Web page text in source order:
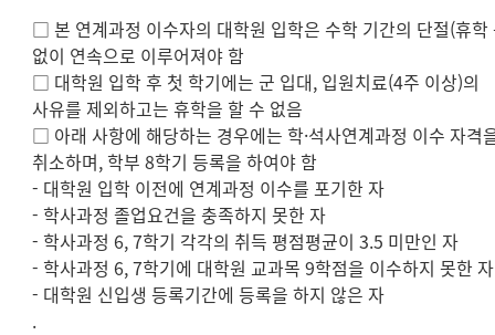
□ 본 연계과정 이수자의 대학원 입학은 수학 기간의 단절(휴학
없이 연속으로 이루어져야 함
□ 대학원 입학 후 첫 학기에는 군 입대, 입원치료(4주 이상)의
사유를 제외하고는 휴학을 할 수 없음
□ 아래 사항에 해당하는 경우에는 학·석사연계과정 이수 자격
취소하며, 학부 8학기 등록을 하여야 함
- 대학원 입학 이전에 연계과정 이수를 포기한 자
- 학사과정 졸업요건을 충족하지 못한 자
- 학사과정 6, 7학기 각각의 취득 평점평균이 3.5 미만인 자
- 학사과정 6, 7학기에 대학원 교과목 9학점을 이수하지 못한 자
- 대학원 신입생 등록기간에 등록을 하지 않은 자
.